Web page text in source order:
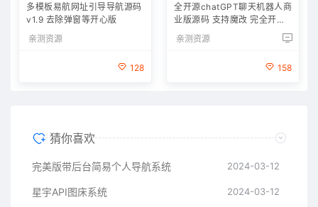
多模板易航网址引导导航源码
v1.9 去除弹窗等开心版
亲测资源
128
全开源chatGPT聊天机器人商
业版源码 支持魔改 完全开放
源代码
亲测资源
158
猜你喜欢
完美版带后台简易个人导航系统 2024-03-12
星宇API图床系统 2024-03-12